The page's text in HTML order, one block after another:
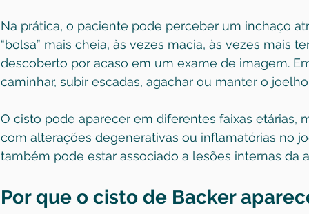
Na prática, o paciente pode perceber um inchaço
“bolsa” mais cheia, às vezes macia, às vezes mais
descoberto por acaso em um exame de imagem.
caminhar, subir escadas, agachar ou manter o
O cisto pode aparecer em diferentes faixas etárias,
com alterações degenerativas ou inflamatórias no
também pode estar associado a lesões internas da
Por que o cisto de Backer